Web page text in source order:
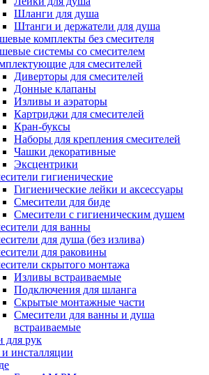
Шланги для душа
Штанги и держатели для душа
комплекты без смесителя
системы со смесителем
для смесителей
Диверторы для смесителей
Донные клапаны
Изливы и аэраторы
Картриджи для смесителей
Кран-буксы
Наборы для крепления смесителей
Чашки декоративные
Эксцентрики
гигиенические
Гигиенические лейки и аксессуары
Смесители для биде
Смесители с гигиеническим душем
для ванны
для душа (без излива)
для раковины
скрытого монтажа
Изливы встраиваемые
Подключения для шланга
Скрытые монтажные части
Смесители для ванны и душа
встраиваемые
для рук
инсталляции